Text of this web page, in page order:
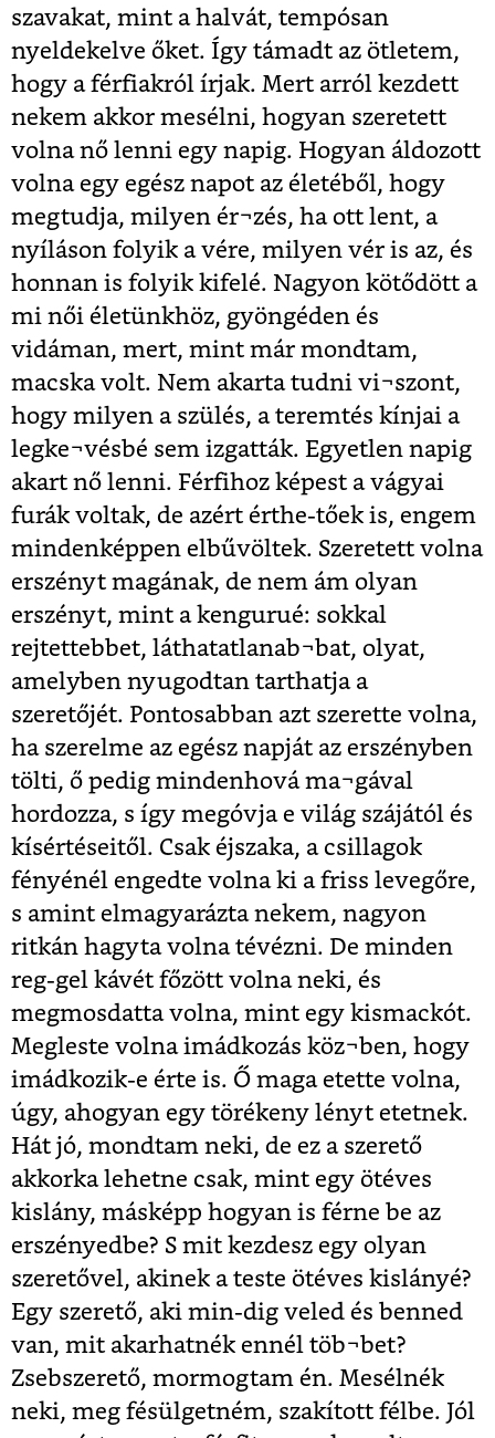
szavakat, mint a halvát, tempósan
nyeldekelve őket. Így támadt az ötletem,
hogy a férfiakról írjak. Mert arról kezdett
nekem akkor mesélni, hogyan szeretett
volna nő lenni egy napig. Hogyan áldozott
volna egy egész napot az életéből, hogy
megtudja, milyen ér¬zés, ha ott lent, a
nyíláson folyik a vére, milyen vér is az, és
honnan is folyik kifelé. Nagyon kötődött a
mi női életünkhöz, gyöngéden és
vidáman, mert, mint már mondtam,
macska volt. Nem akarta tudni vi¬szont,
hogy milyen a szülés, a teremtés kínjai a
legke¬vésbé sem izgatták. Egyetlen napig
akart nő lenni. Férfihoz képest a vágyai
furák voltak, de azért érthe-tőek is, engem
mindenképpen elbűvöltek. Szeretett volna
erszényt magának, de nem ám olyan
erszényt, mint a kengurué: sokkal
rejtettebbet, láthatatlanab¬bat, olyat,
amelyben nyugodtan tarthatja a
szeretőjét. Pontosabban azt szerette volna,
ha szerelme az egész napját az erszényben
tölti, ő pedig mindenhová ma¬gával
hordozza, s így megóvja e világ szájától és
kísértéseitől. Csak éjszaka, a csillagok
fényénél engedte volna ki a friss levegőre,
s amint elmagyarázta nekem, nagyon
ritkán hagyta volna tévézni. De minden
reg-gel kávét főzött volna neki, és
megmosdatta volna, mint egy kismackót.
Megleste volna imádkozás köz¬ben, hogy
imádkozik-e érte is. Ő maga etette volna,
úgy, ahogyan egy törékeny lényt etetnek.
Hát jó, mondtam neki, de ez a szerető
akkorka lehetne csak, mint egy ötéves
kislány, másképp hogyan is férne be az
erszényedbe? S mit kezdesz egy olyan
szeretővel, akinek a teste ötéves kislányé?
Egy szerető, aki min-dig veled és benned
van, mit akarhatnék ennél töb¬bet?
Zsebszerető, mormogtam én. Mesélnék
neki, meg fésülgetném, szakított félbe. Jól